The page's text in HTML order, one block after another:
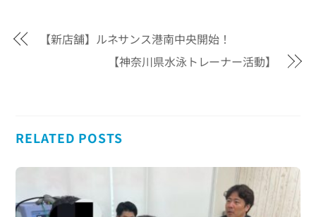
【新店舗】ルネサンス港南中央開始！
【神奈川県水泳トレーナー活動】
RELATED POSTS